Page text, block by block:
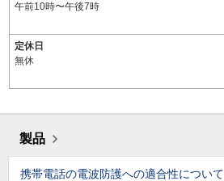
午前10時〜午後7時
定休日
無休
製品
携帯電話の電波防護への適合性について